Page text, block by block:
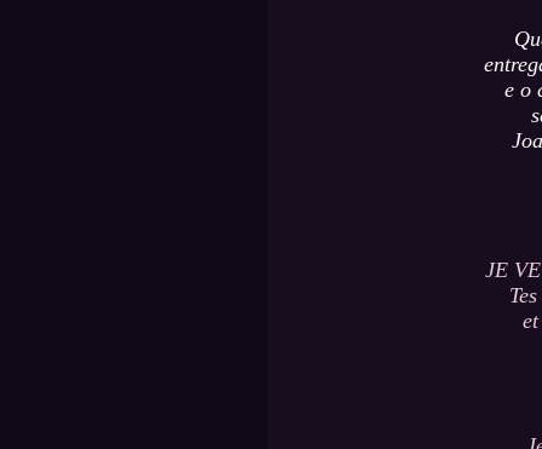
e o
JE